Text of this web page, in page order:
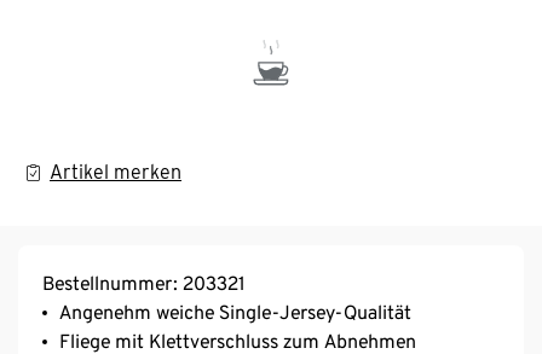
Artikel merken
Bestellnummer: 203321
Angenehm weiche Single-Jersey-Qualität
Fliege mit Klettverschluss zum Abnehmen